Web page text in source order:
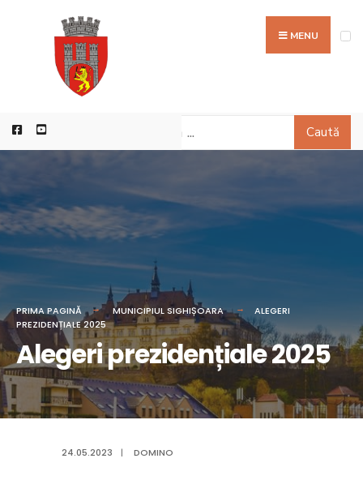
MENU
Caută
PRIMA PAGINĂ MUNICIPIUL SIGHIȘOARA
ALEGERI
PREZIDENȚIALE 2025
Alegeri prezidențiale 2025
24.05.2023 | DOMINO